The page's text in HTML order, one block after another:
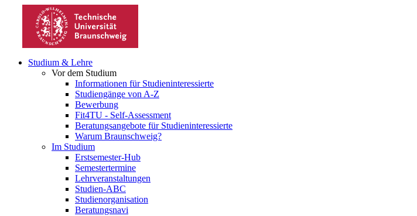
Studium & Lehre
Vor dem Studium
Informationen für Studieninteressierte
Studiengänge von A-Z
Bewerbung
Fit4TU - Self-Assessment
Beratungsangebote für Studieninteressierte
Warum Braunschweig?
Im Studium
Erstsemester-Hub
Semestertermine
Lehrveranstaltungen
Studien-ABC
Studienorganisation
Beratungsnavi